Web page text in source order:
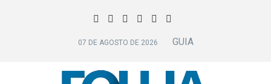
07 DE AGOSTO DE 2026 GUIA